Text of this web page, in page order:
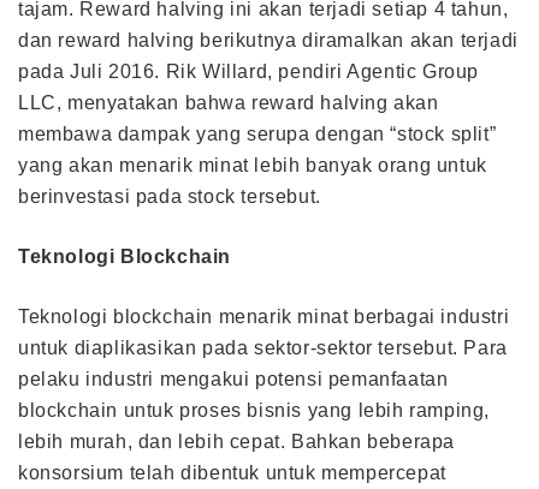
tajam. Reward halving ini akan terjadi setiap 4 tahun,
dan reward halving berikutnya diramalkan akan terjadi
pada Juli 2016. Rik Willard, pendiri Agentic Group
LLC, menyatakan bahwa reward halving akan
membawa dampak yang serupa dengan “stock split”
yang akan menarik minat lebih banyak orang untuk
berinvestasi pada stock tersebut.
Teknologi Blockchain
Teknologi blockchain menarik minat berbagai industri
untuk diaplikasikan pada sektor-sektor tersebut. Para
pelaku industri mengakui potensi pemanfaatan
blockchain untuk proses bisnis yang lebih ramping,
lebih murah, dan lebih cepat. Bahkan beberapa
konsorsium telah dibentuk untuk mempercepat